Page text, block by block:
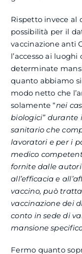
Rispetto invece al
possibilità per il
vaccinazione anti
l’accesso ai
determinate
quanto abbiamo
modo netto che
solamente “nei
biologici” durante
sanitario che
lavoratori e per i
medico
fornite dalle
all’efficacia e
vaccino, può
vaccinazione dei
conto in sede di
mansione
Fermo quanto